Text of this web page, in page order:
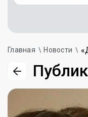
Главная Новости